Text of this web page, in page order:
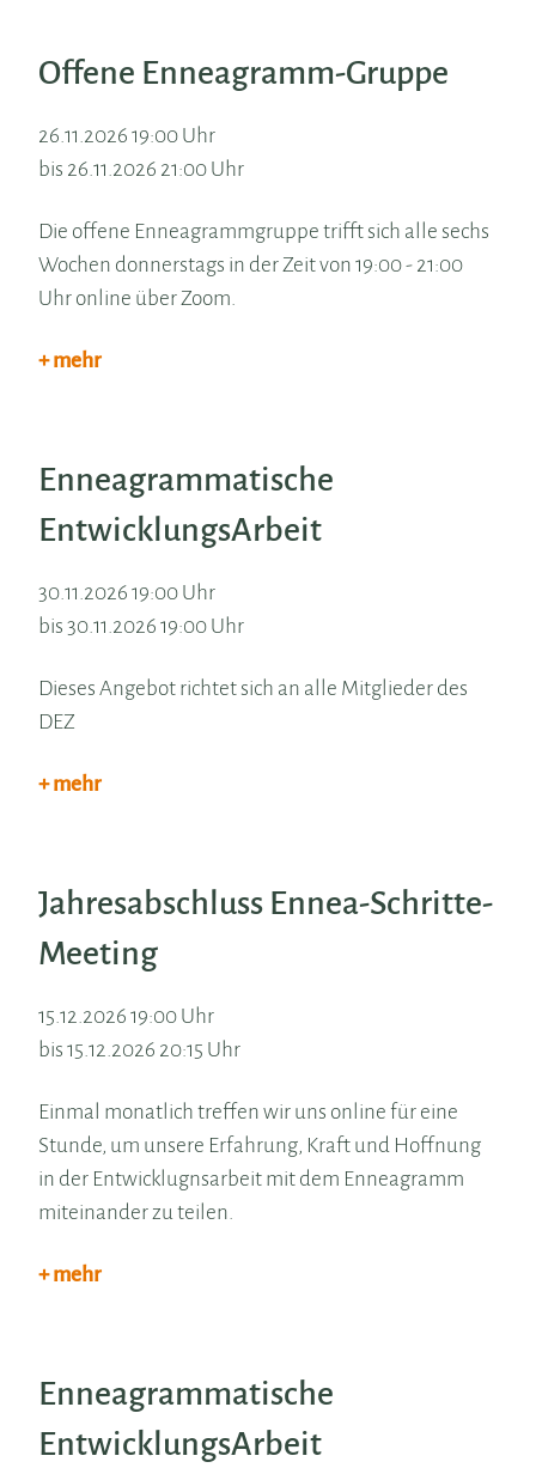
Offene Enneagramm-Gruppe
26.11.2026 19:00 Uhr
bis 26.11.2026 21:00 Uhr
Die offene Enneagrammgruppe trifft sich alle sechs
Wochen donnerstags in der Zeit von 19:00 - 21:00
Uhr online über Zoom.
+ mehr
Enneagrammatische
EntwicklungsArbeit
30.11.2026 19:00 Uhr
bis 30.11.2026 19:00 Uhr
Dieses Angebot richtet sich an alle Mitglieder des
DEZ
+ mehr
Jahresabschluss Ennea-Schritte-
Meeting
15.12.2026 19:00 Uhr
bis 15.12.2026 20:15 Uhr
Einmal monatlich treffen wir uns online für eine
Stunde, um unsere Erfahrung, Kraft und Hoffnung
in der Entwicklugnsarbeit mit dem Enneagramm
miteinander zu teilen.
+ mehr
Enneagrammatische
EntwicklungsArbeit